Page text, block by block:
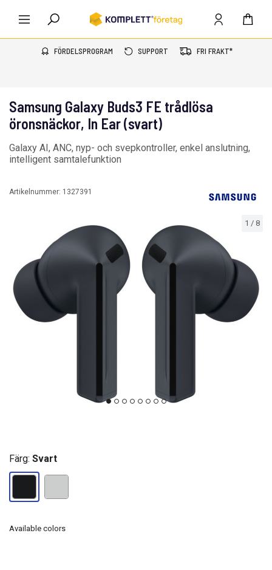
FÖRDELSPROGRAM SUPPORT FRI FRAKT*
1 / 8
Samsung Galaxy Buds3 FE trådlösa
öronsnäckor, In Ear (svart)
Galaxy AI, ANC, nyp- och svepkontroller, enkel anslutning,
intelligent samtalefunktion
Artikelnummer: 1327391
Färg: Svart
Available colors